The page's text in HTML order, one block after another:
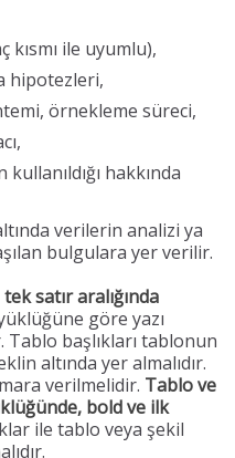
kısmı ile uyumlu),
hipotezleri,
örnekleme süreci,
hakkında
verilerin analizi ya
bulgulara yer verilir.
tek satır aralığında
göre yazı
başlıkları tablonun
altında yer almalıdır.
verilmelidir. Tablo ve
bold ve ilk
ile tablo veya şekil